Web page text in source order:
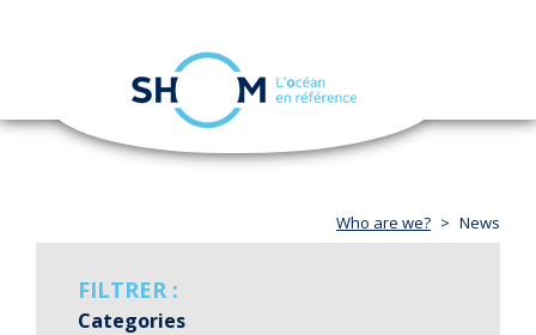
Skip
navigation
Who are we? News
FILTRER :
Categories